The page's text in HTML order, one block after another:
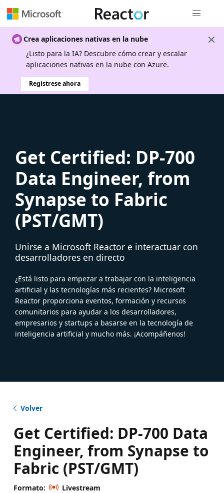
Crea aplicaciones nativas en la nube
¿Listo para la IA? Descubre cómo crear y escalar
aplicaciones nativas en la nube con Azure.
Regístrese ahora
Get Certified: DP-700
Data Engineer, from
Synapse to Fabric
(PST/GMT)
Unirse a Microsoft Reactor e interactuar con
desarrolladores en directo
¿Está listo para empezar a trabajar con la inteligencia
artificial y las tecnologías más recientes? Microsoft
Reactor proporciona eventos, formación y recursos
comunitarios para ayudar a los desarrolladores,
empresarios y startups a basarse en la tecnología de
inteligencia artificial y mucho más. ¡Acompáñenos!
Volver
Get Certified: DP-700 Data
Engineer, from Synapse to
Fabric (PST/GMT)
Formato:
Livestream